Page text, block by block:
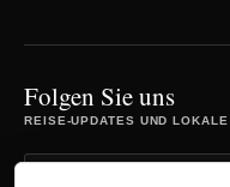
Folgen Sie uns
REISE-UPDATES UND